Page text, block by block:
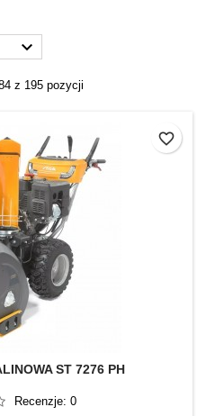

z 195 pozycji
ST 7276 PH
Recenzje: 0
favorite_border